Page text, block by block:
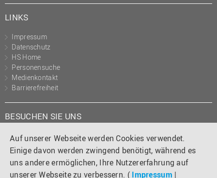
Auf unserer Webseite werden Cookies verwendet.
Einige davon werden zwingend benötigt, während es
uns andere ermöglichen, Ihre Nutzererfahrung auf
unserer Webseite zu verbessern. ( Impressum |
LINKS
Impressum
Datenschutz
HS Home
Personensuche
Medienkontakt
Barrierefreiheit
BESUCHEN SIE UNS
Instagram
TiktokLinkedIn
YouTube
Facebook